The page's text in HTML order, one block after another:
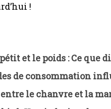
!
et le poids : Ce que
de consommation
le chanvre et la